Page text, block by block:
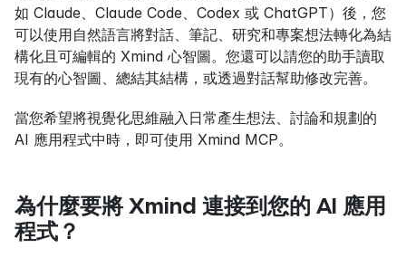
如 Claude、Claude Code、Codex 或 ChatGPT）後，您
可以使用自然語言將對話、筆記、研究和專案想法轉化為結
構化且可編輯的 Xmind 心智圖。您還可以請您的助手讀取
現有的心智圖、總結其結構，或透過對話幫助修改完善。
當您希望將視覺化思維融入日常產生想法、討論和規劃的
AI 應用程式中時，即可使用 Xmind MCP。
為什麼要將 Xmind 連接到您的 AI 應用
程式？